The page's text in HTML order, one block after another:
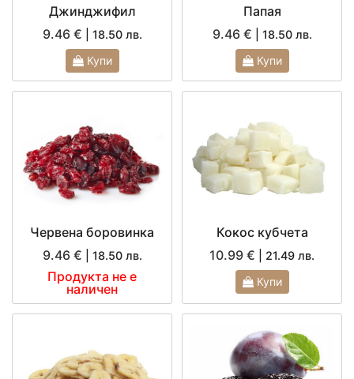
Джинджифил
9.46 €
| 18.50 лв.
Купи
Папая
9.46 €
| 18.50 лв.
Купи
Червена боровинка
9.46 €
| 18.50 лв.
Продукта не е
наличен
Кокос кубчета
10.99 €
| 21.49 лв.
Купи